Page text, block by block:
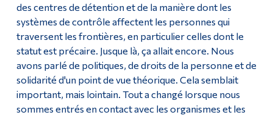
des centres de détention et de la manière dont les
systèmes de contrôle affectent les personnes qui
traversent les frontières, en particulier celles dont le
statut est précaire. Jusque là, ça allait encore. Nous
avons parlé de politiques, de droits de la personne et de
solidarité d'un point de vue théorique. Cela semblait
important, mais lointain. Tout a changé lorsque nous
sommes entrés en contact avec les organismes et les